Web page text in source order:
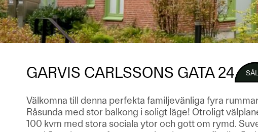
GARVIS CARLSSONS GATA 24
Välkomna till denna perfekta familjevänliga fyra
Råsunda med stor balkong i soligt läge! Otroligt
100 kvm med stora sociala ytor och gott om rymd.